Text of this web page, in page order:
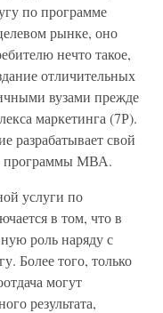
по программе
рынке, оно
нечто такое,
отличительных
вузами прежде
маркетинга (7Р).
разрабатывает свой
программы МВА.
услуги по
в том, что в
роль наряду с
Более того, только
могут
результата,